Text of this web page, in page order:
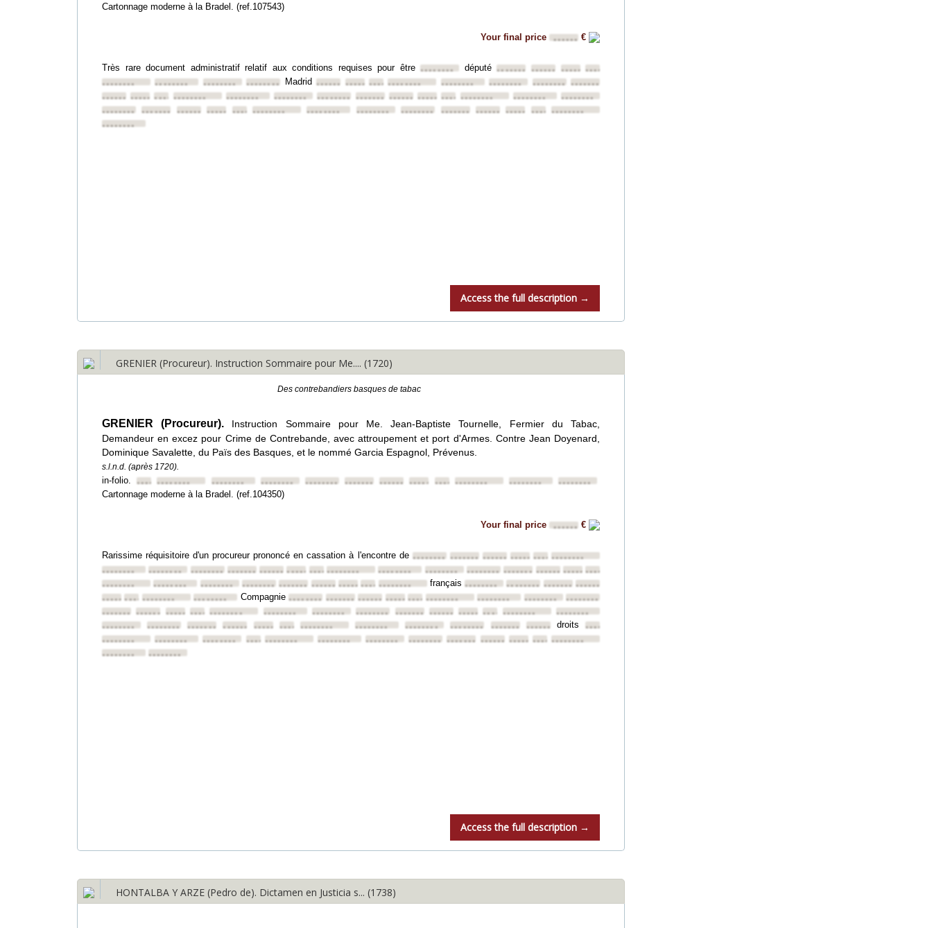
Cartonnage moderne à la Bradel. (ref.107543)
Your final price •••••• €
Très rare document administratif relatif aux conditions requises pour être•••••••• député•••••••• ••••••••••••••••••••••••
••••••••
•••••••• •••••••• •••••••• Madrid•••••••••••••••••••••••••••••••• •••••••• •••••••• •••••••• ••••••••
•••••••••••••••••••••••••••••••• •••••••• •••••••• •••••••• •••••••• •••••••••••••••••••••••••••••••• ••••••••
••••••••
••••••••
•••••••• •••••••••••••••••••••••••••••••• •••••••• •••••••• •••••••• •••••••• ••••••••••••••••••••••••••••••••
••••••••
Access the full description →
GRENIER (Procureur). Instruction Sommaire pour Me.... (1720)
Des contrebandiers basques de tabac
GRENIER (Procureur). Instruction Sommaire pour Me. Jean-Baptiste Tournelle, Fermier du Tabac,
Demandeur en excez pour Crime de Contrebande, avec attroupement et port d'Armes. Contre Jean Doyenard,
Dominique Savalette, du Païs des Basques, et le nommé Garcia Espagnol, Prévenus.
s.l.n.d. (après 1720).
in-folio.•••••••••••••••• •••••••• •••••••• •••••••• •••••••• •••••••••••••••••••••••••••••••• ••••••••
••••••••
Cartonnage moderne à la Bradel. (ref.104350)
Your final price •••••• €
Rarissime réquisitoire d'un procureur prononcé en cassation à l'encontre de •••••••• ••••••••••••••••••••••••••••••••••••••••
••••••••
•••••••• •••••••• •••••••••••••••••••••••••••••••••••••••• •••••••• •••••••• •••••••• ••••••••••••••••••••••••••••••••
••••••••
•••••••• •••••••• •••••••• •••••••••••••••••••••••••••••••••••••••• français•••••••• •••••••• ••••••••••••••••
•••••••••••••••••••••••• •••••••• Compagnie•••••••• •••••••••••••••••••••••••••••••••••••••• •••••••• ••••••••
••••••••
•••••••• •••••••••••••••••••••••••••••••• •••••••• •••••••• •••••••• •••••••• ••••••••••••••••••••••••••••••••
••••••••
••••••••
•••••••• •••••••• •••••••••••••••••••••••••••••••• •••••••• •••••••• •••••••• •••••••• ••••••••droits••••••••
••••••••
•••••••• •••••••• •••••••••••••••• •••••••• •••••••• •••••••• •••••••• ••••••••••••••••••••••••••••••••
••••••••
••••••••
Access the full description →
HONTALBA Y ARZE (Pedro de). Dictamen en Justicia s... (1738)